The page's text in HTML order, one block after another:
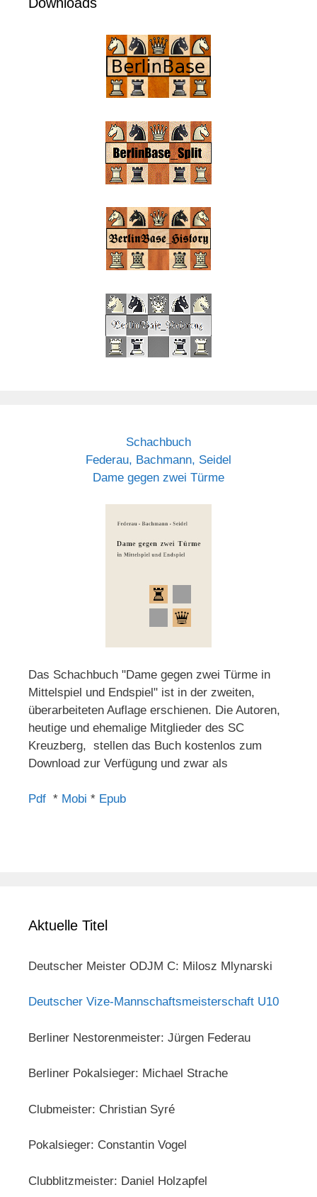
Schachbuch
Federau, Bachmann, Seidel
Dame gegen zwei Türme
Das Schachbuch "Dame gegen zwei Türme in
Mittelspiel und Endspiel" ist in der zweiten,
überarbeiteten Auflage erschienen. Die Autoren,
heutige und ehemalige Mitglieder des SC
Kreuzberg, stellen das Buch kostenlos zum
Download zur Verfügung und zwar als
Pdf * Mobi * Epub
Aktuelle Titel
Deutscher Meister ODJM C: Milosz Mlynarski
Deutscher Vize-Mannschaftsmeisterschaft U10
Berliner Nestorenmeister: Jürgen Federau
Berliner Pokalsieger: Michael Strache
Clubmeister: Christian Syré
Pokalsieger: Constantin Vogel
Clubblitzmeister: Daniel Holzapfel